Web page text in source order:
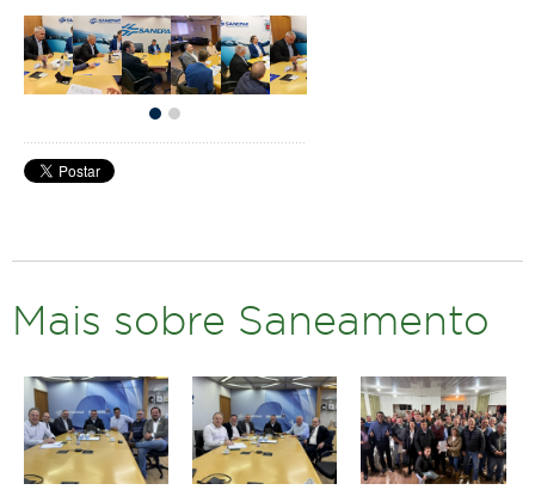
Mais sobre Saneamento